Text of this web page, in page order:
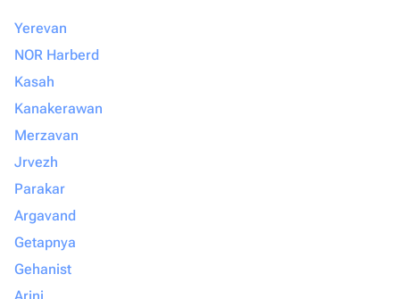
Yerevan
NOR Harberd
Kasah
Kanakerawan
Merzavan
Jrvezh
Parakar
Argavand
Getapnya
Gehanist